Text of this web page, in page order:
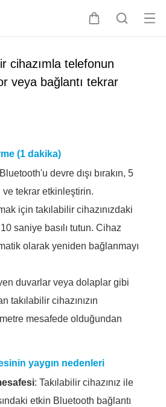
S
e
t
A
t
Me
cihazımla telefonun
veya bağlantı tekrar
(1 dakika)
devre dışı bırakın, 5
tekrar etkinleştirin.
için takılabilir cihazınızdaki
saniye basılı tutun. Cihaz
olarak yeniden bağlanmayı
duvarlar veya dolaplar gibi
takılabilir cihazınızın
mesafede olduğundan
yaygın nedenleri
: Takılabilir cihazınız ile
etkin Bluetooth bağlantı